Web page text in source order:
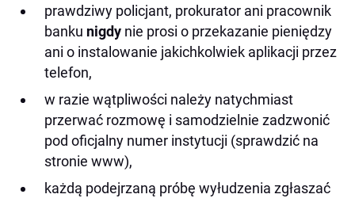
prawdziwy policjant, prokurator ani pracownik
banku nigdy nie prosi o przekazanie pieniędzy
ani o instalowanie jakichkolwiek aplikacji przez
telefon,
w razie wątpliwości należy natychmiast
przerwać rozmowę i samodzielnie zadzwonić
pod oficjalny numer instytucji (sprawdzić na
stronie www),
każdą podejrzaną próbę wyłudzenia zgłaszać